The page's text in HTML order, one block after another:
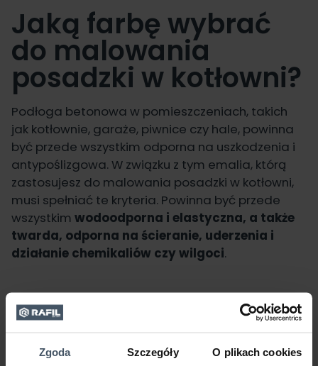
Zgoda Szczegóły O plikach cookies
Jaką farbę wybrać
do malowania
posadzki w kotłowni?
Podłoga betonowa w pomieszczeniach, takich
jak kotłownie, garaże, piwnice czy hale, powinna
być przede wszystkim odporna na uszkodzenia i
antypoślizgowa. W związku z tym emalia, którą
zastosujesz do malowania posadzki w kotłowni,
musi spełniać te kryteria. Powinna być przede
wszystkim wodoodporna i elastyczna, a także
twarda, odporna na ścieranie, uderzenia i
działanie chemikaliów czy wilgoci.